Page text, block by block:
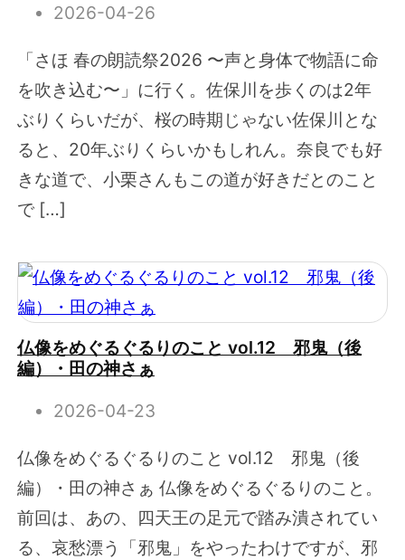
2026-04-26
「さほ 春の朗読祭2026 〜声と身体で物語に命
を吹き込む〜」に行く。佐保川を歩くのは2年
ぶりくらいだが、桜の時期じゃない佐保川とな
ると、20年ぶりくらいかもしれん。奈良でも好
きな道で、小栗さんもこの道が好きだとのこと
で […]
仏像をめぐるぐるりのこと vol.12 邪鬼（後
編）・田の神さぁ
2026-04-23
仏像をめぐるぐるりのこと vol.12 邪鬼（後
編）・田の神さぁ 仏像をめぐるぐるりのこと。
前回は、あの、四天王の足元で踏み潰されてい
る、哀愁漂う「邪鬼」をやったわけですが、邪